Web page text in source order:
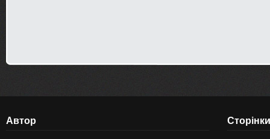
Автор Сторінки